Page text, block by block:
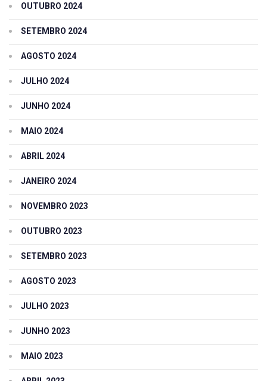
OUTUBRO 2024
SETEMBRO 2024
AGOSTO 2024
JULHO 2024
JUNHO 2024
MAIO 2024
ABRIL 2024
JANEIRO 2024
NOVEMBRO 2023
OUTUBRO 2023
SETEMBRO 2023
AGOSTO 2023
JULHO 2023
JUNHO 2023
MAIO 2023